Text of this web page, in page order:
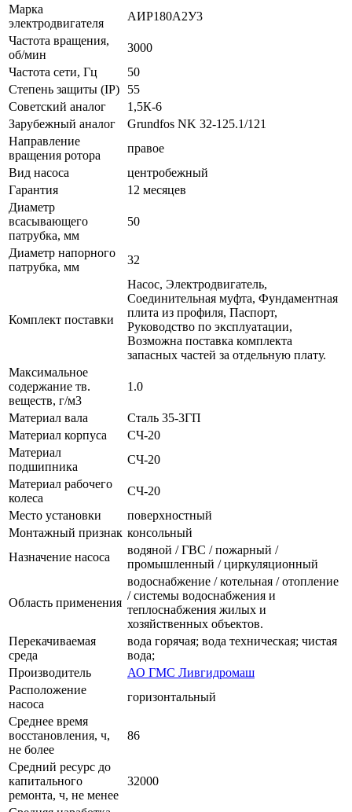
Марка
электродвигателя
АИР180А2У3
Частота вращения,
об/мин
3000
Частота сети, Гц
50
Степень защиты (IP)
55
Советский аналог
1,5К-6
Зарубежный аналог
Grundfos NK 32-125.1/121
Направление
вращения ротора
правое
Вид насоса
центробежный
Гарантия
12 месяцев
Диаметр
всасывающего
патрубка, мм
50
Диаметр напорного
патрубка, мм
32
Комплект поставки
Насос, Электродвигатель,
Соединительная муфта, Фундаментная
плита из профиля, Паспорт,
Руководство по эксплуатации,
Возможна поставка комплекта
запасных частей за отдельную плату.
Максимальное
содержание тв.
веществ, г/м3
1.0
Материал вала
Сталь 35-3ГП
Материал корпуса
СЧ-20
Материал
подшипника
СЧ-20
Материал рабочего
колеса
СЧ-20
Место установки
поверхностный
Монтажный признак консольный
Назначение насоса
водяной / ГВС / пожарный /
промышленный / циркуляционный
Область применения
водоснабжение / котельная / отопление
/ системы водоснабжения и
теплоснабжения жилых и
хозяйственных объектов.
Перекачиваемая
среда
вода горячая; вода техническая; чистая
вода;
Производитель
АО ГМС Ливгидромаш
Расположение
насоса
горизонтальный
Среднее время
восстановления, ч,
не более
86
Средний ресурс до
капитального
ремонта, ч, не менее
32000